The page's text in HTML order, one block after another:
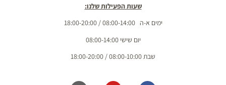
שעות הפעילות שלנו:
ימים א-ה 08:00-14:00 / 18:00-20:00
יום שישי 08:00-14:00
שבת 08:00-10:00 / 18:00-20:00